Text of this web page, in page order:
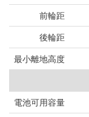
前輪距
後輪距
最小離地高度
電池可用容量